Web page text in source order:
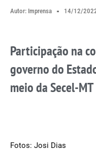
Autor: Imprensa 14/12/
Participação na
governo do
meio da Secel-MT
Fotos: Josi Dias